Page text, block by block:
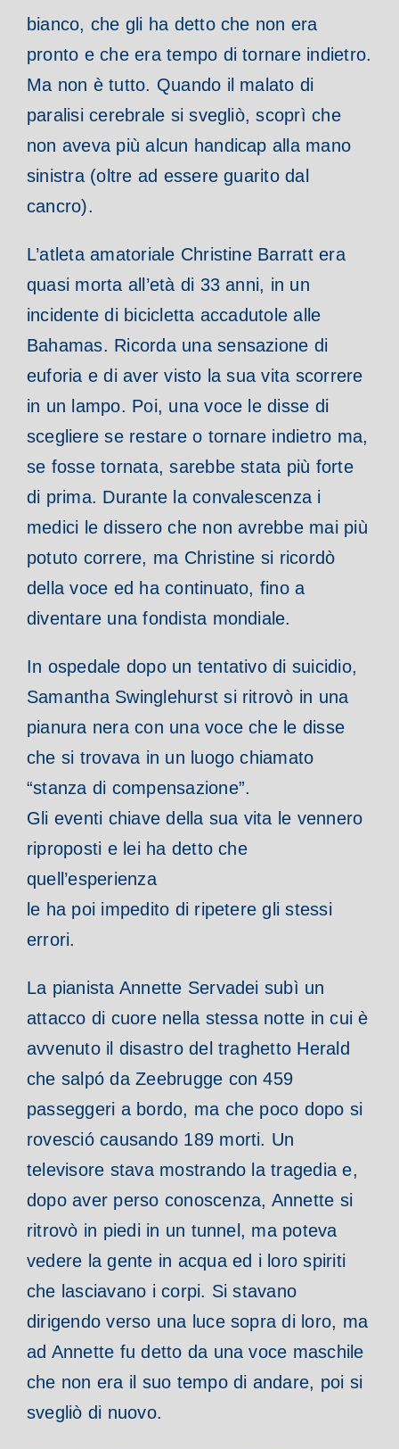
bianco, che gli ha detto che non era
pronto e che era tempo di tornare indietro.
Ma non è tutto. Quando il malato di
paralisi cerebrale si svegliò, scoprì che
non aveva più alcun handicap alla mano
sinistra (oltre ad essere guarito dal
cancro).
L’atleta amatoriale Christine Barratt era
quasi morta all’età di 33 anni, in un
incidente di bicicletta accadutole alle
Bahamas. Ricorda una sensazione di
euforia e di aver visto la sua vita scorrere
in un lampo. Poi, una voce le disse di
scegliere se restare o tornare indietro ma,
se fosse tornata, sarebbe stata più forte
di prima. Durante la convalescenza i
medici le dissero che non avrebbe mai più
potuto correre, ma Christine si ricordò
della voce ed ha continuato, fino a
diventare una fondista mondiale.
In ospedale dopo un tentativo di suicidio,
Samantha Swinglehurst si ritrovò in una
pianura nera con una voce che le disse
che si trovava in un luogo chiamato
“stanza di compensazione”.
Gli eventi chiave della sua vita le vennero
riproposti e lei ha detto che
quell’esperienza
le ha poi impedito di ripetere gli stessi
errori.
La pianista Annette Servadei subì un
attacco di cuore nella stessa notte in cui è
avvenuto il disastro del traghetto Herald
che salpó da Zeebrugge con 459
passeggeri a bordo, ma che poco dopo si
rovesció causando 189 morti. Un
televisore stava mostrando la tragedia e,
dopo aver perso conoscenza, Annette si
ritrovò in piedi in un tunnel, ma poteva
vedere la gente in acqua ed i loro spiriti
che lasciavano i corpi. Si stavano
dirigendo verso una luce sopra di loro, ma
ad Annette fu detto da una voce maschile
che non era il suo tempo di andare, poi si
svegliò di nuovo.